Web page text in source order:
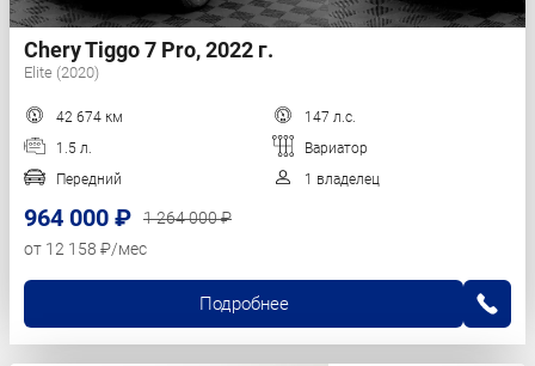
Chery Tiggo 7 Pro, 2022 г.
Elite (2020)
42 674 км
147 л.с.
1.5 л.
Вариатор
Передний
1 владелец
964 000 ₽
1 264 000 ₽
от 12 158 ₽/мес
Подробнее